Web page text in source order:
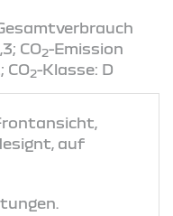
CO2-Emission
CO2-Klasse: D